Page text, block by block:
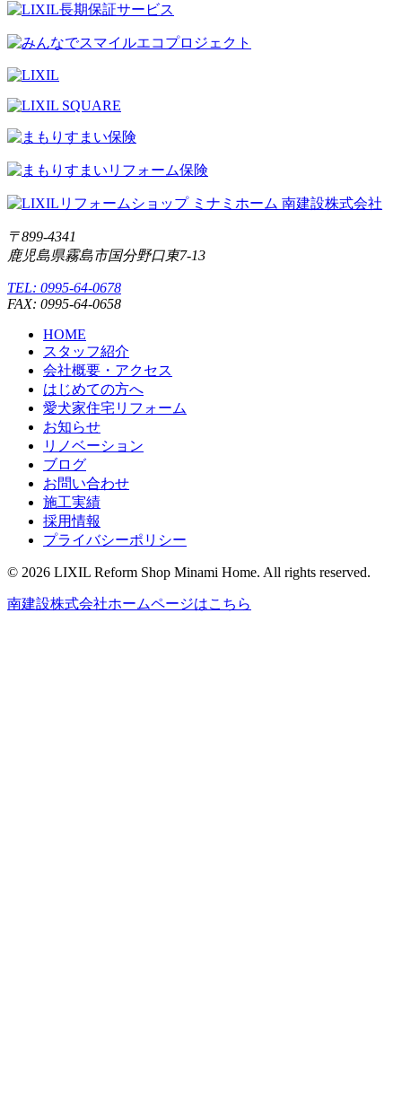
〒899-4341
鹿児島県霧島市国分野口東7-13
TEL: 0995-64-0678
FAX: 0995-64-0658
HOME
スタッフ紹介
会社概要・アクセス
はじめての方へ
愛犬家住宅リフォーム
お知らせ
リノベーション
ブログ
お問い合わせ
施工実績
採用情報
プライバシーポリシー
© 2026 LIXIL Reform Shop Minami Home. All rights reserved.
南建設株式会社ホームページはこちら